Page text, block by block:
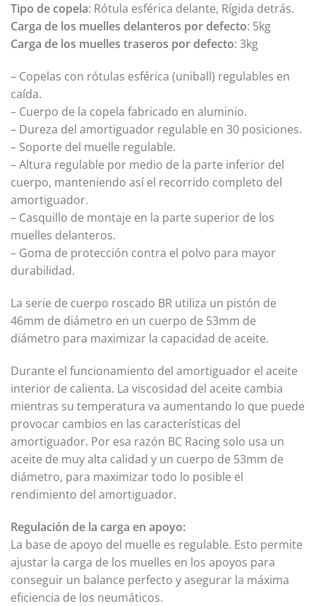
Tipo de copela: Rótula esférica delante, Rígida detrás.
Carga de los muelles delanteros por defecto: 5kg
Carga de los muelles traseros por defecto: 3kg
– Copelas con rótulas esférica (uniball) regulables en
caída.
– Cuerpo de la copela fabricado en aluminio.
– Dureza del amortiguador regulable en 30 posiciones.
– Soporte del muelle regulable.
– Altura regulable por medio de la parte inferior del
cuerpo, manteniendo así el recorrido completo del
amortiguador.
– Casquillo de montaje en la parte superior de los
muelles delanteros.
– Goma de protección contra el polvo para mayor
durabilidad.
La serie de cuerpo roscado BR utiliza un pistón de
46mm de diámetro en un cuerpo de 53mm de
diámetro para maximizar la capacidad de aceite.
Durante el funcionamiento del amortiguador el aceite
interior de calienta. La viscosidad del aceite cambia
mientras su temperatura va aumentando lo que puede
provocar cambios en las características del
amortiguador. Por esa razón BC Racing solo usa un
aceite de muy alta calidad y un cuerpo de 53mm de
diámetro, para maximizar todo lo posible el
rendimiento del amortiguador.
Regulación de la carga en apoyo:
La base de apoyo del muelle es regulable. Esto permite
ajustar la carga de los muelles en los apoyos para
conseguir un balance perfecto y asegurar la máxima
eficiencia de los neumáticos.